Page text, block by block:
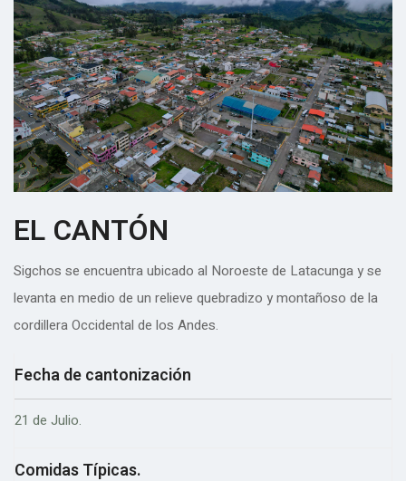
EL CANTÓN
Sigchos se encuentra ubicado al Noroeste de Latacunga y se
levanta en medio de un relieve quebradizo y montañoso de la
cordillera Occidental de los Andes.
Fecha de cantonización
21 de Julio.
Comidas Típicas.